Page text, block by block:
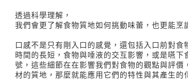
透過科學理解，
我們會更了解食物質地如何挑動味蕾，也更能烹
口感不是只有剛入口的感覺，還包括入口前對食
時間的長短，食物與唾液的交互影響，或是嚥下
號，這些細節在在影響我們對食物的觀點與評價
材的質地，那麼就能應用它們的特性與其產生的